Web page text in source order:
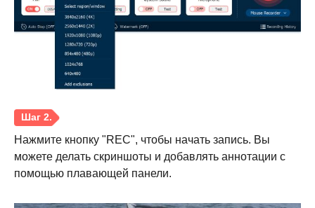
Нажмите кнопку "REC", чтобы начать запись. Вы
можете делать скриншоты и добавлять аннотации с
помощью плавающей панели.